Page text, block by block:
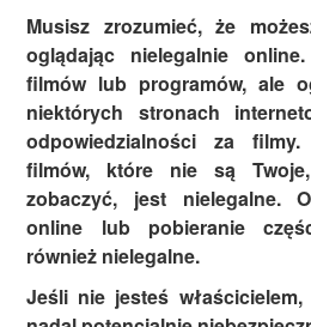
Musisz zrozumieć, że
oglądając nielegalnie
filmów lub programów, ale
niektórych stronach
odpowiedzialności za filmy.
filmów, które nie są
zobaczyć, jest nielegalne.
online lub pobieranie
również nielegalne.
Jeśli nie jesteś